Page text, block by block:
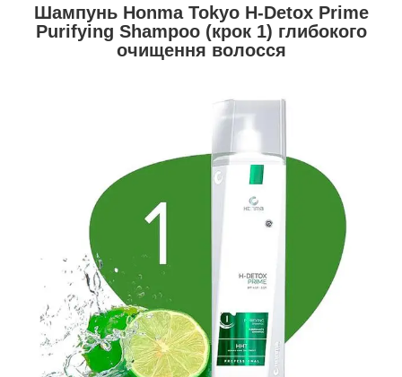
Шампунь Honma Tokyo H-Detox Prime
Purifying Shampoo (крок 1) глибокого
очищення волосся